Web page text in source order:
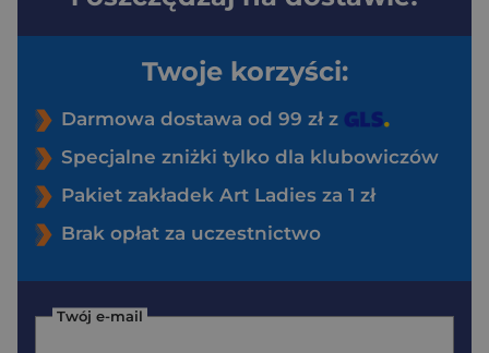
Twoje korzyści:
Darmowa dostawa od 99 zł z
Specjalne zniżki tylko dla klubowiczów
Pakiet zakładek Art Ladies za 1 zł
Brak opłat za uczestnictwo
Twój e-mail